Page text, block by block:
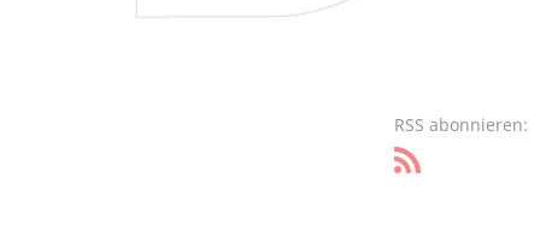
RSS abonnieren: